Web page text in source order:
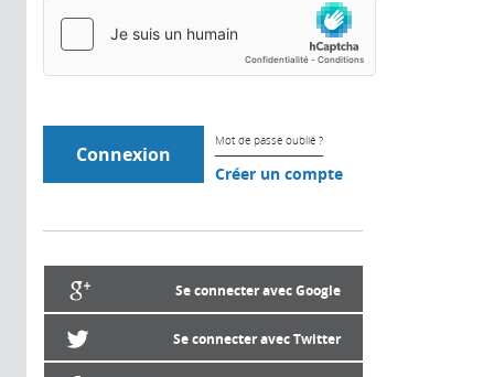
Mot de passe oublié ?
Créer un compte
Se connecter avec Google
Se connecter avec Twitter